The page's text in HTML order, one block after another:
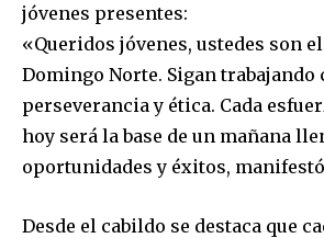
jóvenes presentes:
«Queridos jóvenes, ustedes son
Domingo Norte. Sigan trabajando
perseverancia y ética. Cada
hoy será la base de un mañana
oportunidades y éxitos,
Desde el cabildo se destaca que